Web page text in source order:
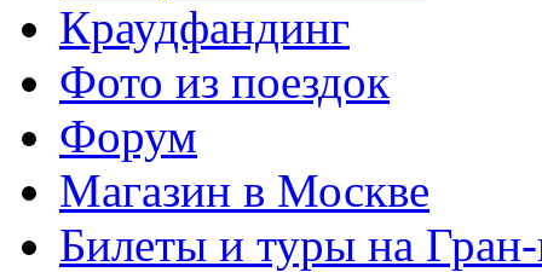
Краудфандинг
Фото из поездок
Форум
Магазин в Москве
Билеты и туры на